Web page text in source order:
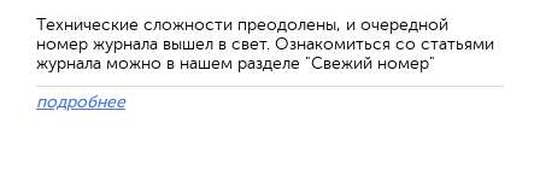
Технические сложности преодолены, и очередной
номер журнала вышел в свет. Ознакомиться со статьями
журнала можно в нашем разделе "Свежий номер"
подробнее